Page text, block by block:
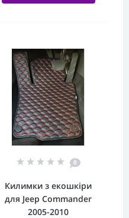
0
Килимки з екошкіри
для Jeep Commander
2005-2010